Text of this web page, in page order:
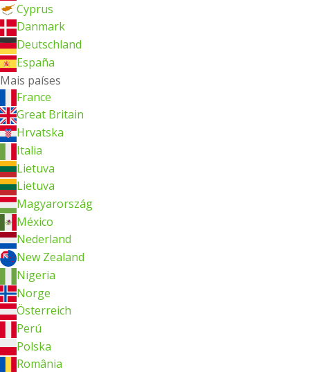
Cyprus
Danmark
Deutschland
España
Mais países
France
Great Britain
Hrvatska
Italia
Lietuva
Lietuva
Magyarország
México
Nederland
New Zealand
Nigeria
Norge
Österreich
Perú
Polska
România